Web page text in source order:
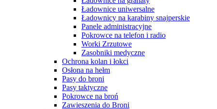
Ładownice uniwersalne
Ładownicy na karabiny snajperskie
Panele administracyjne
Pokrowce na telefon i radio
Worki Zrzutowe
Zasobniki medyczne
Ochrona kolan i łokci
Osłona na hełm
Pasy do broni
Pasy taktyczne
Pokrowce na broń
Zawieszenia do Broni